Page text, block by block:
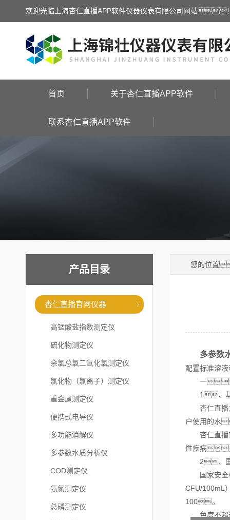
欢迎光临上海杏仁直播APP软件仪器仪表有限公司网站
首页 关于杏仁直播APP软件
联系杏仁直播APP软件
产品目录
杏仁直播官网仪器
高锰酸盐指数测定仪
硫化物测定仪
余氯总氯二氧化氯测定仪
氯化物（氯离子）测定仪
重金属测定仪
便携式电导仪
多功能消解仪
多参数水质分析仪
COD测定仪
氨氮测定仪
总磷测定仪
您的位置
多参数
配置标准溶
一、
1、基
杏仁直播
户使用的水
杏仁直播
性疾病
2、国
国家安全
CFU/100mL
100。
色度不超